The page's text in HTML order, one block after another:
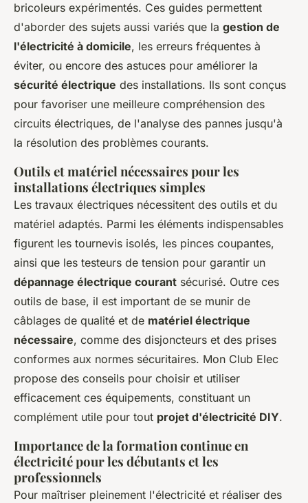
bricoleurs expérimentés. Ces guides permettent
d'aborder des sujets aussi variés que la gestion de
l'électricité à domicile, les erreurs fréquentes à
éviter, ou encore des astuces pour améliorer la
sécurité électrique des installations. Ils sont conçus
pour favoriser une meilleure compréhension des
circuits électriques, de l'analyse des pannes jusqu'à
la résolution des problèmes courants.
Outils et matériel nécessaires pour les
installations électriques simples
Les travaux électriques nécessitent des outils et du
matériel adaptés. Parmi les éléments indispensables
figurent les tournevis isolés, les pinces coupantes,
ainsi que les testeurs de tension pour garantir un
dépannage électrique courant sécurisé. Outre ces
outils de base, il est important de se munir de
câblages de qualité et de matériel électrique
nécessaire, comme des disjoncteurs et des prises
conformes aux normes sécuritaires. Mon Club Elec
propose des conseils pour choisir et utiliser
efficacement ces équipements, constituant un
complément utile pour tout projet d'électricité DIY.
Importance de la formation continue en
électricité pour les débutants et les
professionnels
Pour maîtriser pleinement l'électricité et réaliser des